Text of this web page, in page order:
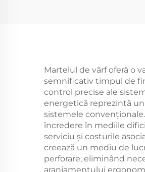
Martelul de vârf oferă o
semnificativ timpul de
control precise ale
energetică reprezintă
sistemele
încredere în mediile
serviciu și costurile
creează un mediu de
perforare, eliminând
aranjamentului